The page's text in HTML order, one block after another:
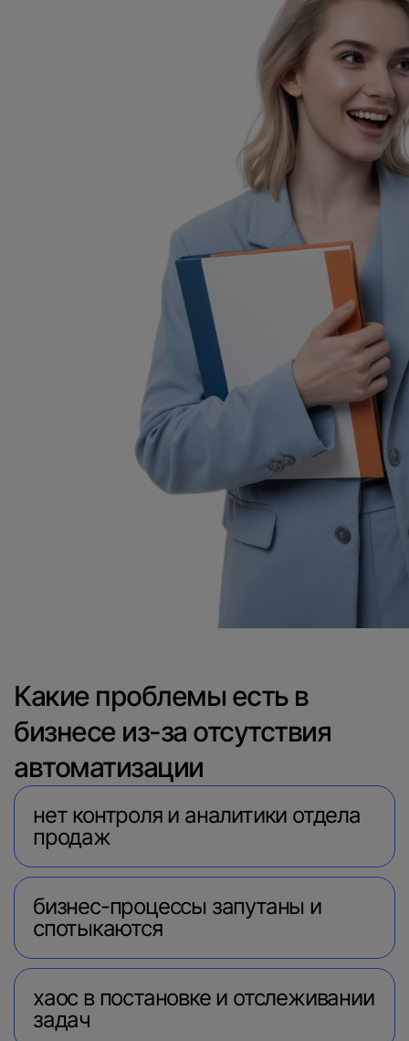
Какие проблемы есть в
бизнесе из-за отсутствия
автоматизации
нет контроля и аналитики отдела
продаж
бизнес-процессы запутаны и
спотыкаются
хаос в постановке и отслеживании
задач